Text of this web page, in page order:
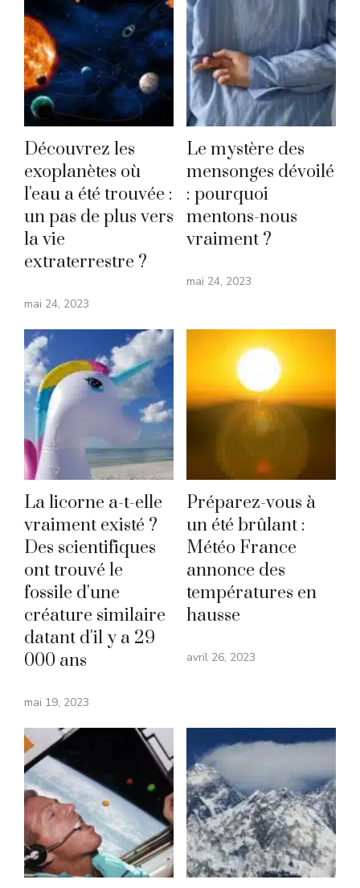
Découvrez les
exoplanètes où
l'eau a été trouvée :
un pas de plus vers
la vie
extraterrestre ?
mai 24, 2023
Le mystère des
mensonges dévoilé
: pourquoi
mentons-nous
vraiment ?
mai 24, 2023
La licorne a-t-elle
vraiment existé ?
Des scientifiques
ont trouvé le
fossile d'une
créature similaire
datant d'il y a 29
000 ans
mai 19, 2023
Préparez-vous à
un été brûlant :
Météo France
annonce des
températures en
hausse
avril 26, 2023